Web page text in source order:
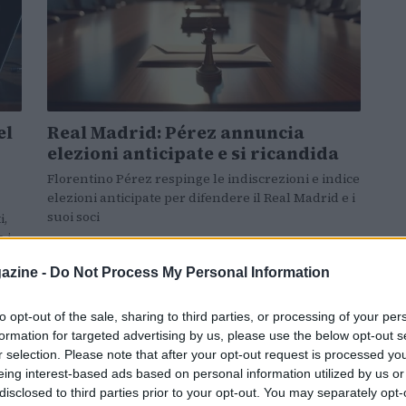
- Do Not Process My Personal Information
opt-out of the sale, sharing to third parties, or processing of your
for targeted advertising by us, please use the below opt-out
selection. Please note that after your opt-out request is processed
interest-based ads based on personal information utilized by us
to third parties prior to your opt-out. You may separately
i
Real Madrid: Pérez annuncia
elezioni anticipate e si ricandida
Florentino Pérez respinge le indiscrezioni e indice
elezioni anticipate per difendere il Real Madrid e i
suoi soci
Bianca Marchesi · 13 Mag 2026
ALTRI SPORT